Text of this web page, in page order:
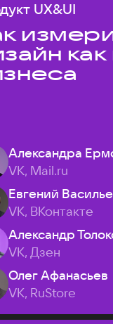
UX&UI
Александра
VK, Mail.ru
Евгений
VK, ВКонтакте
Александр
VK, Дзен
Олег Афанасьев
VK, RuStore